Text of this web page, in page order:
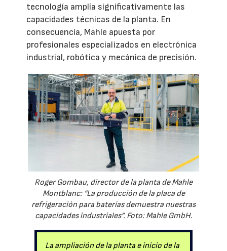
tecnología amplía significativamente las
capacidades técnicas de la planta. En
consecuencia, Mahle apuesta por
profesionales especializados en electrónica
industrial, robótica y mecánica de precisión.
Roger Gombau, director de la planta de Mahle
Montblanc: “La producción de la placa de
refrigeración para baterías demuestra nuestras
capacidades industriales”. Foto: Mahle GmbH.
La ampliación de la planta e inicio de la